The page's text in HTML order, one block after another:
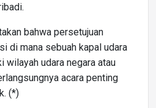
bahwa persetujuan
di mana sebuah kapal udara
wilayah udara negara atau
acara penting
(*)